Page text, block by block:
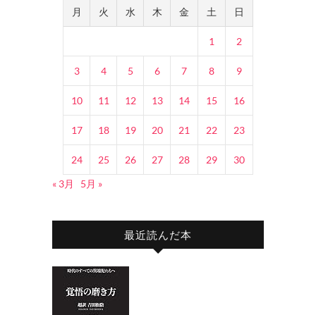
月 火 水 木 金 土 日
1 2
3 4 5 6 7 8 9
10 11 12 13 14 15 16
17 18 19 20 21 22 23
24 25 26 27 28 29
30
« 3月
5月 »
最近読んだ本